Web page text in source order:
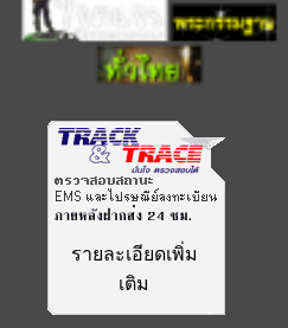
รายละเอียดเพิ่ม
เติม